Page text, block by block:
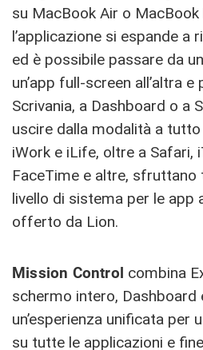
su MacBook Air o
l’applicazione si espande a
ed è possibile passare da
un’app full-screen all’altra
Scrivania, a Dashboard o a
uscire dalla modalità a
iWork e iLife, oltre a Safari,
FaceTime e altre,
livello di sistema per le app
offerto da Lion.
Mission Control combina
schermo intero, Dashboard
un’esperienza unificata per
su tutte le applicazioni e